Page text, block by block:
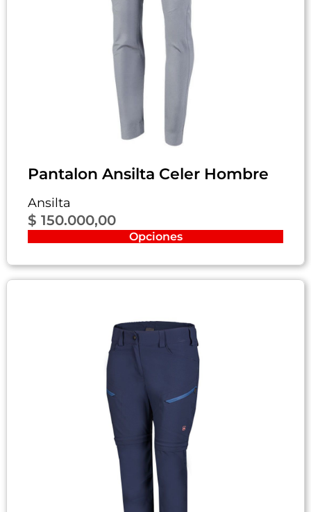
Pantalon Ansilta Celer Hombre
Ansilta
$ 150.000,00
Opciones